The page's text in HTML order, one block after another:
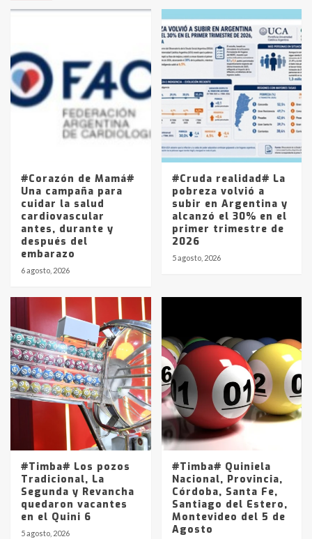
3
en la mañana del lunes
4
Accidente en Ruta 5: falleció un
joven de Trenque Lauquen
Los precios de los combustibles en
La Pampa, desde YPF hasta Axion
entre 857 a 1338 pesos
#Corazón de Mamá#
Una campaña para
cuidar la salud
cardiovascular
antes, durante y
después del
embarazo
6 agosto, 2026
#Cruda realidad# La
pobreza volvió a
subir en Argentina y
alcanzó el 30% en el
primer trimestre de
2026
5 agosto, 2026
#Timba# Los pozos
Tradicional, La
Segunda y Revancha
quedaron vacantes
en el Quini 6
5 agosto, 2026
#Timba# Quiniela
Nacional, Provincia,
Córdoba, Santa Fe,
Santiago del Estero,
Montevideo del 5 de
Agosto